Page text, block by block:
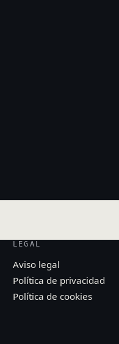
LEGAL
Aviso legal
Política de privacidad
Política de cookies